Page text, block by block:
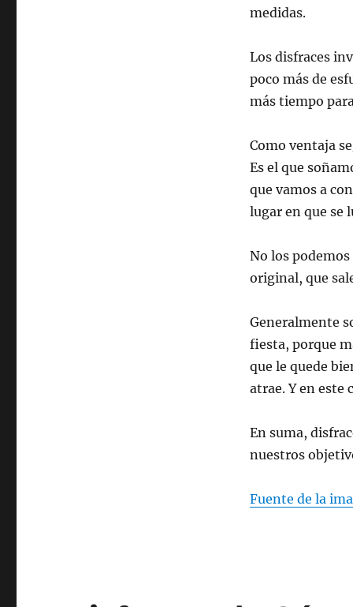
medidas.
Los disfraces
poco más de
más tiempo
Como ventaja
Es el que
que vamos a
lugar en que se
No los
original, que
Generalmente
fiesta, porque
que le quede
atrae. Y en este
En suma,
nuestros
Fuente de la